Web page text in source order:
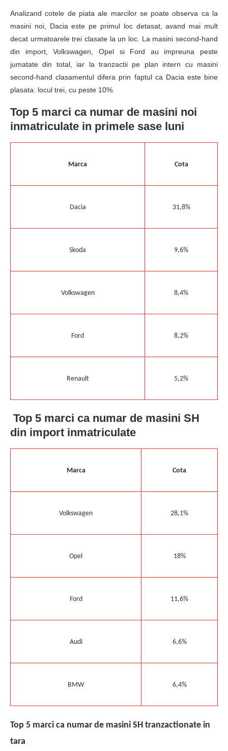
Analizand cotele de piata ale marcilor se poate observa ca la
masini noi, Dacia este pe primul loc detasat, avand mai mult
decat urmatoarele trei clasate la un loc. La masini second-hand
din import, Volkswagen, Opel si Ford au impreuna peste
jumatate din total, iar la tranzactii pe plan intern cu masini
second-hand clasamentul difera prin faptul ca Dacia este bine
plasata: locul trei, cu peste 10%.
Top 5 marci ca numar de masini noi
inmatriculate in primele sase luni
Marca Cota
Dacia 31,8%
Skoda 9,6%
Volkswagen 8,4%
Ford 8,2%
Renault 5,2%
Top 5 marci ca numar de masini SH
din import inmatriculate
Marca Cota
Volkswagen 28,1%
Opel 18%
Ford 11,6%
Audi 6,6%
BMW 6,4%
Top 5 marci ca numar de masini SH tranzactionate in
tara